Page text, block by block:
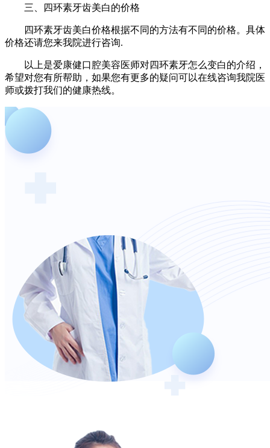
三、四环素牙齿美白的价格
四环素牙齿美白价格根据不同的方法有不同的价格。具体
价格还请您来我院进行咨询.
以上是爱康健口腔美容医师对四环素牙怎么变白的介绍，
希望对您有所帮助，如果您有更多的疑问可以在线咨询我院医
师或拨打我们的健康热线。